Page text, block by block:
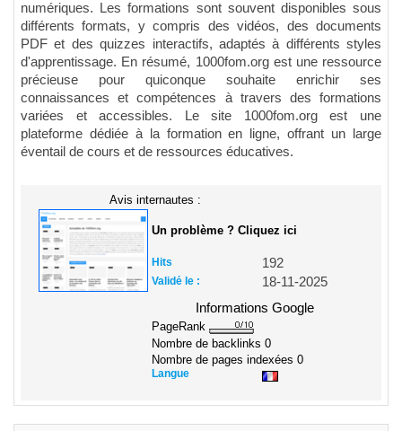
numériques. Les formations sont souvent disponibles sous
différents formats, y compris des vidéos, des documents
PDF et des quizzes interactifs, adaptés à différents styles
d'apprentissage. En résumé, 1000fom.org est une ressource
précieuse pour quiconque souhaite enrichir ses
connaissances et compétences à travers des formations
variées et accessibles. Le site 1000fom.org est une
plateforme dédiée à la formation en ligne, offrant un large
éventail de cours et de ressources éducatives.
Avis internautes :
Un problème ? Cliquez ici
Hits 192
Validé le :
18-11-2025
Informations Google
PageRank
Nombre de backlinks 0
Nombre de pages indexées 0
Langue